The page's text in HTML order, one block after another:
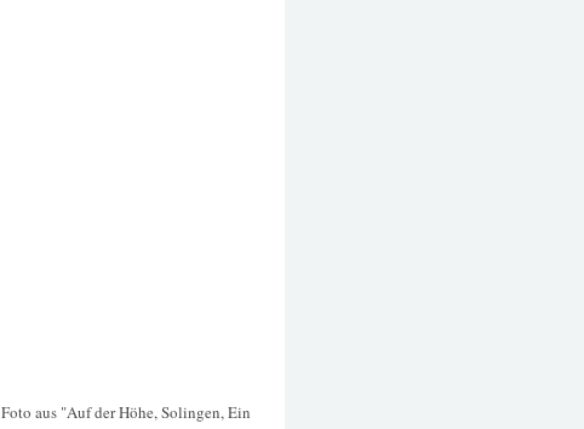
Foto aus "Auf der Höhe, Solingen, Ein